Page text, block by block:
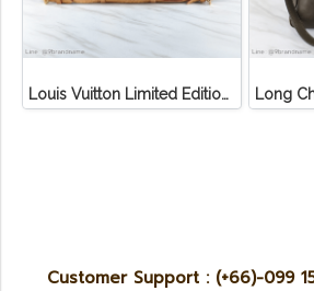
Louis Vuitton Limited Edition Monogram Canvas Sofia Coppola SC Bag
Customer Support : (+66)-099